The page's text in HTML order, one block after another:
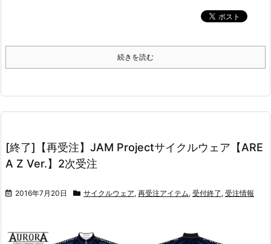
続きを読む
[終了]【再受注】JAM Projectサイクルウェア【ARE
A Z Ver.】2次受注
2016年7月20日 サイクルウェア, 再受注アイテム, 受付終了 , 受注情報